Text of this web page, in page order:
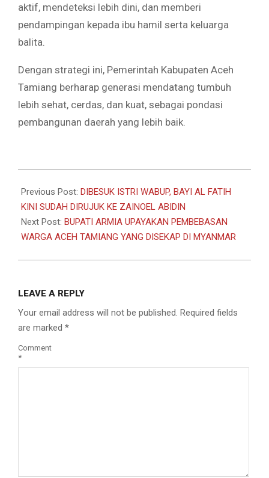
aktif, mendeteksi lebih dini, dan memberi
pendampingan kepada ibu hamil serta keluarga
balita.
Dengan strategi ini, Pemerintah Kabupaten Aceh
Tamiang berharap generasi mendatang tumbuh
lebih sehat, cerdas, dan kuat, sebagai pondasi
pembangunan daerah yang lebih baik.
10-
19
Previous Post: DIBESUK ISTRI WABUP, BAYI AL FATIH
KINI SUDAH DIRUJUK KE ZAINOEL ABIDIN
Next Post: BUPATI ARMIA UPAYAKAN PEMBEBASAN
WARGA ACEH TAMIANG YANG DISEKAP DI MYANMAR
LEAVE A REPLY
Your email address will not be published. Required fields
are marked *
Comment
*